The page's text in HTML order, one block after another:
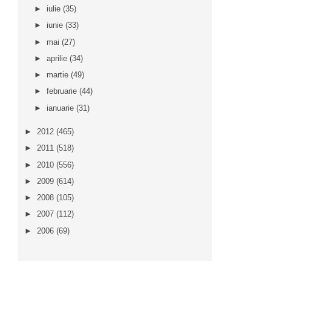
► iulie (35)
► iunie (33)
► mai (27)
► aprilie (34)
► martie (49)
► februarie (44)
► ianuarie (31)
► 2012 (465)
► 2011 (518)
► 2010 (556)
► 2009 (614)
► 2008 (105)
► 2007 (112)
► 2006 (69)